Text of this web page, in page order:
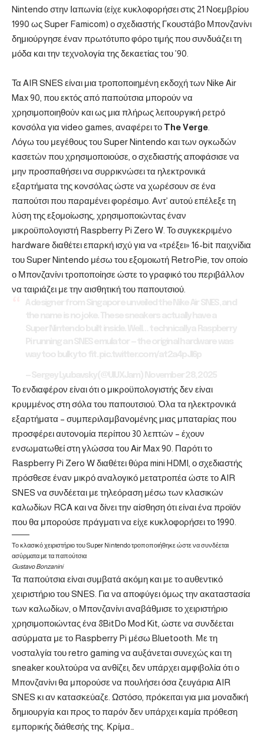
Nintendo στην Ιαπωνία (είχε κυκλοφορήσει στις 21 Νοεμβρίου
1990 ως Super Famicom) ο σχεδιαστής Γκουστάβο Μπονζανίνι
δημιούργησε έναν πρωτότυπο φόρο τιμής που συνδυάζει τη
μόδα και την τεχνολογία της δεκαετίας του ’90.
Τα AIR SNES είναι μια τροποποιημένη εκδοχή των Nike Air
Max 90, που εκτός από παπούτσια μπορούν να
χρησιμοποιηθούν και ως μια πλήρως λειτουργική ρετρό
κονσόλα για video games, αναφέρει το The Verge
Λόγω του μεγέθους του Super Nintendo και των ογκωδών
κασετών που χρησιμοποιούσε, ο σχεδιαστής αποφάσισε να
μην προσπαθήσει να συρρικνώσει τα ηλεκτρονικά
εξαρτήματα της κονσόλας ώστε να χωρέσουν σε ένα
παπούτσι που παραμένει φορέσιμο. Αντ’ αυτού επέλεξε τη
λύση της εξομοίωσης, χρησιμοποιώντας έναν
μικροϋπολογιστή Raspberry Pi Zero W. Το συγκεκριμένο
hardware διαθέτει επαρκή ισχύ για να «τρέξει» 16-bit παιχνίδια
του Super Nintendo μέσω του εξομοιωτή RetroPie, τον οποίο
ο Μπονζανίνι τροποποίησε ώστε το γραφικό του περιβάλλον
να ταιριάζει με την αισθητική του παπουτσιού.
Το ενδιαφέρον είναι ότι ο μικροϋπολογιστής δεν είναι
κρυμμένος στη σόλα του παπουτσιού. Όλα τα ηλεκτρονικά
εξαρτήματα – συμπεριλαμβανομένης μιας μπαταρίας που
προσφέρει αυτονομία περίπου 30 λεπτών – έχουν
ενσωματωθεί στη γλώσσα του Air Max 90. Παρότι το
Raspberry Pi Zero W διαθέτει θύρα mini HDMI, ο σχεδιαστής
πρόσθεσε έναν μικρό αναλογικό μετατροπέα ώστε το AIR
SNES να συνδέεται με τηλεόραση μέσω των κλασικών
καλωδίων RCA και να δίνει την αίσθηση ότι είναι ένα προϊόν
που θα μπορούσε πράγματι να είχε κυκλοφορήσει το 1990.
Το κλασικό χειριστήριο του Super Nintendo τροποποιήθηκε ώστε να συνδέεται
ασύρματα με τα παπούτσια
Gustavo Bonzanini
Τα παπούτσια είναι συμβατά ακόμη και με το αυθεντικό
χειριστήριο του SNES. Για να αποφύγει όμως την ακαταστασία
των καλωδίων, ο Μπονζανίνι αναβάθμισε το χειριστήριο
χρησιμοποιώντας ένα 8BitDo Mod Kit, ώστε να συνδέεται
ασύρματα με το Raspberry Pi μέσω Bluetooth. Με τη
νοσταλγία του retro gaming να αυξάνεται συνεχώς και τη
sneaker κουλτούρα να ανθίζει, δεν υπάρχει αμφιβολία ότι ο
Μπονζανίνι θα μπορούσε να πουλήσει όσα ζευγάρια AIR
SNES κι αν κατασκεύαζε. Ωστόσο, πρόκειται για μια μοναδική
δημιουργία και προς το παρόν δεν υπάρχει καμία πρόθεση
εμπορικής διάθεσής της. Κρίμα…